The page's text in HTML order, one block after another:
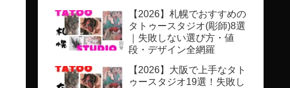
【2026】札幌でおすすめの
タトゥースタジオ(彫師)8選
｜失敗しない選び方・値
段・デザイン全網羅
【2026】大阪で上手なタト
ゥースタジオ19選！失敗し